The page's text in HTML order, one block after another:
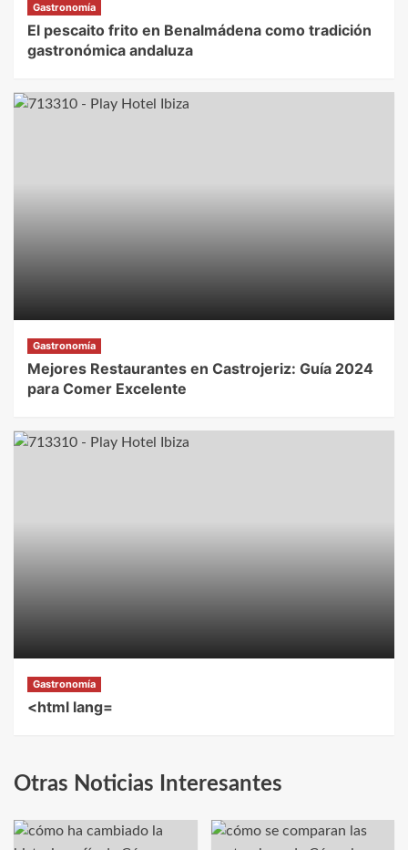
Gastronomía
El pescaito frito en Benalmádena como tradición
gastronómica andaluza
Gastronomía
Mejores Restaurantes en Castrojeriz: Guía 2024
para Comer Excelente
Gastronomía
<html lang=
Otras Noticias Interesantes